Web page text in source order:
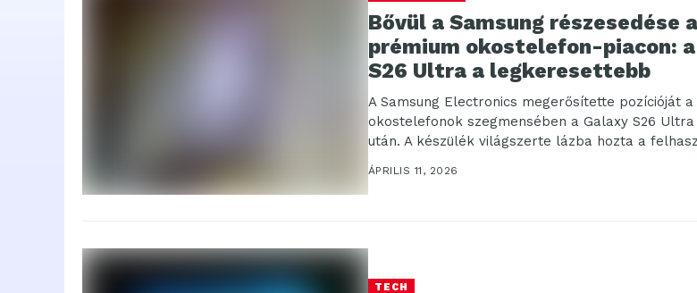
Bővül a Samsung részesedése
prémium okostelefon-piacon:
S26 Ultra a legkeresettebb
A Samsung Electronics megerősítette pozícióját
okostelefonok szegmensében a Galaxy S26
után. A készülék világszerte lázba hozta a
ÁPRILIS 11, 2026
TECH